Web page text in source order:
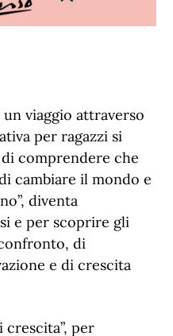
viaggio attraverso
per ragazzi si
comprendere che
cambiare il mondo e
diventa
e per scoprire gli
di
e di crescita
crescita”, per